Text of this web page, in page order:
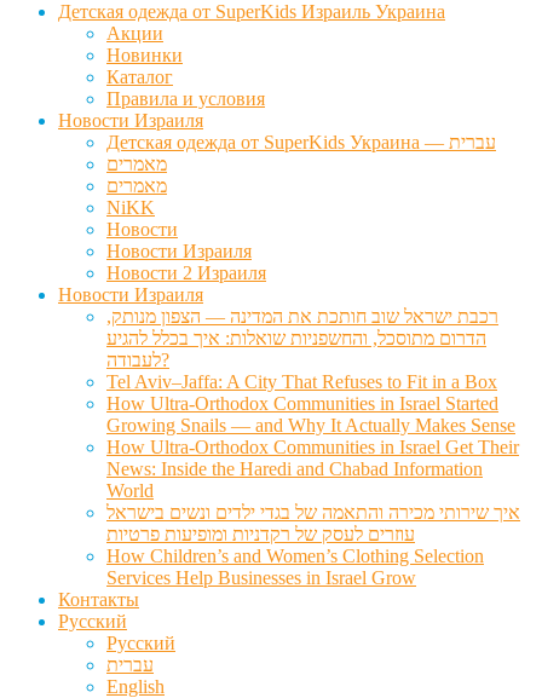
Детская одежда от SuperKids Израиль Украина
Акции
Новинки
Каталог
Правила и условия
Новости Израиля
Детская одежда от SuperKids Украина — עברית
מאמרים
מאמרים
NiKK
Новости
Новости Израиля
Новости 2 Израиля
Новости Израиля
רכבת ישראל שוב חותכת את המדינה — הצפון מנותק,
הדרום מתוסכל, והחשפניות שואלות: איך בכלל להגיע
לעבודה?
Tel Aviv–Jaffa: A City That Refuses to Fit in a Box
How Ultra-Orthodox Communities in Israel Started
Growing Snails — and Why It Actually Makes Sense
How Ultra-Orthodox Communities in Israel Get Their
News: Inside the Haredi and Chabad Information
World
איך שירותי מכירה והתאמה של בגדי ילדים ונשים בישראל
עוזרים לעסק של רקדניות ומופיעות פרטיות
How Children’s and Women’s Clothing Selection
Services Help Businesses in Israel Grow
Контакты
Русский
Русский
עברית
English